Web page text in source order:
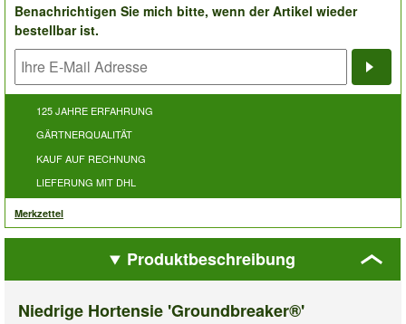
Benachrichtigen Sie mich bitte, wenn der Artikel wieder
bestellbar ist.
125 JAHRE ERFAHRUNG
GÄRTNERQUALITÄT
KAUF AUF RECHNUNG
LIEFERUNG MIT DHL
Merkzettel
Produktbeschreibung
Niedrige Hortensie 'Groundbreaker®'